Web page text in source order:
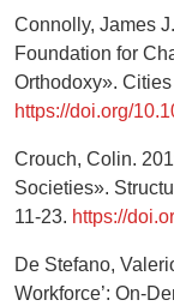
Connolly, James
Foundation for
Orthodoxy».
https://doi.org/
Crouch, Colin.
Societies».
11-23. https://
De Stefano,
Workforce’: On-